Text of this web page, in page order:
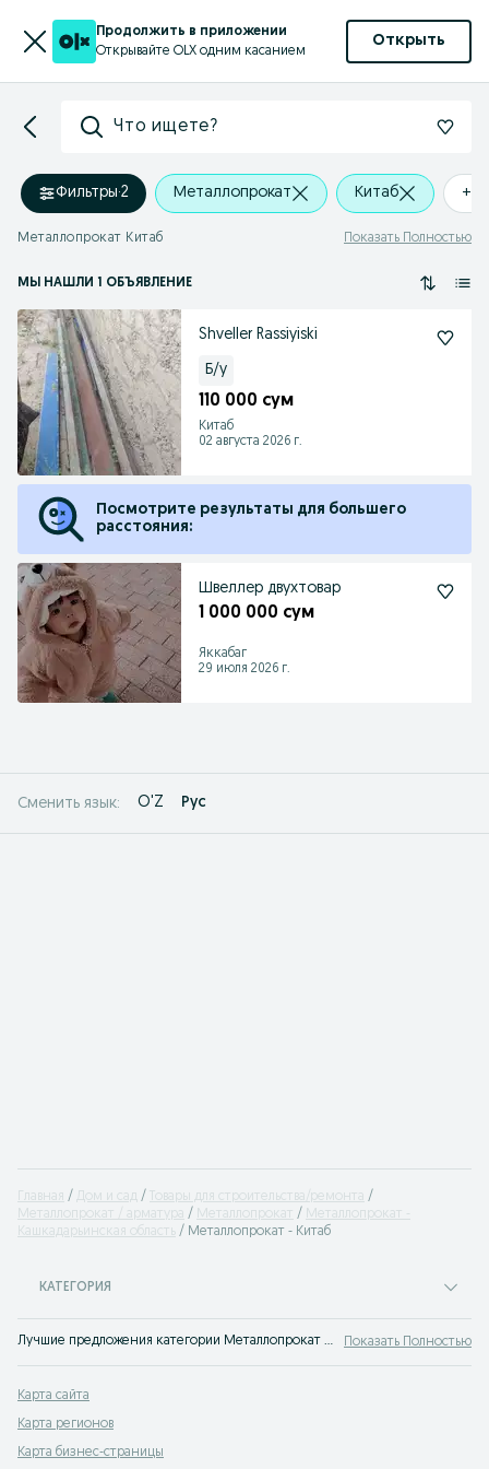
Продолжить в приложении
Открывайте OLX одним касанием
Открыть
Что ищете?
Фильтры·2 Металлопрокат Китаб +0
Металлопрокат Китаб Показать Полностью
МЫ НАШЛИ 1 ОБЪЯВЛЕНИЕ
Shveller Rassiyiski
Б/у
110 000 сум
Китаб
02 августа 2026 г.
Посмотрите результаты для большего
расстояния:
Швеллер двухтовар
1 000 000 сум
Яккабаг
29 июля 2026 г.
Сменить язык: O'Z Рус
Главная Дом и сад
Товары для строительства/ремонта
Металлопрокат / арматура
Металлопрокат
Металлопрокат -
Кашкадарьинская область
Металлопрокат - Китаб
КАТЕГОРИЯ
Лучшие предложения категории Металлопрокат Китаб. Большой выбор товаров и услуг по выгодным ценам на OLX! Множество предложений на OLX.uz! Показать Полностью
Карта сайта
Карта регионов
Карта бизнес-страницы